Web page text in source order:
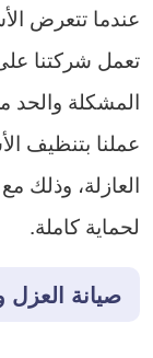
عندما تتعرض
تعمل شركتنا
المشكلة والحد
عملنا بتنظيف
العازلة،
لحماية كاملة.
صيانة العزل